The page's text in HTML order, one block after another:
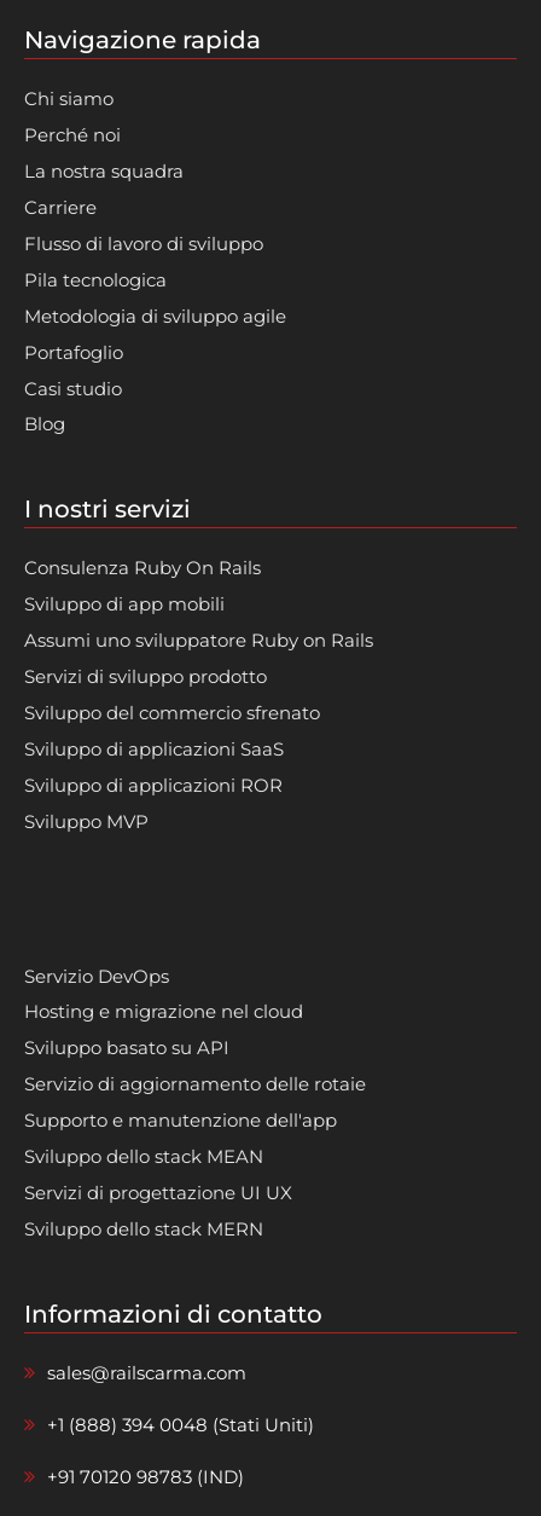
Navigazione rapida
Chi siamo
Perché noi
La nostra squadra
Carriere
Flusso di lavoro di sviluppo
Pila tecnologica
Metodologia di sviluppo agile
Portafoglio
Casi studio
Blog
I nostri servizi
Consulenza Ruby On Rails
Sviluppo di app mobili
Assumi uno sviluppatore Ruby on Rails
Servizi di sviluppo prodotto
Sviluppo del commercio sfrenato
Sviluppo di applicazioni SaaS
Sviluppo di applicazioni ROR
Sviluppo MVP
Servizio DevOps
Hosting e migrazione nel cloud
Sviluppo basato su API
Servizio di aggiornamento delle rotaie
Supporto e manutenzione dell'app
Sviluppo dello stack MEAN
Servizi di progettazione UI UX
Sviluppo dello stack MERN
Informazioni di contatto
sales@railscarma.com
+1 (888) 394 0048 (Stati Uniti)
+91 70120 98783 (IND)